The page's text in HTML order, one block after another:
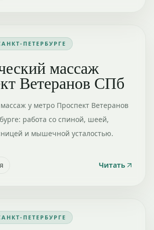
ПЕТЕРБУРГЕ
массаж
Ветеранов СПб
у метро Проспект Ветеранов
работа со спиной, шеей,
и мышечной усталостью.
Читать
ПЕТЕРБУРГЕ